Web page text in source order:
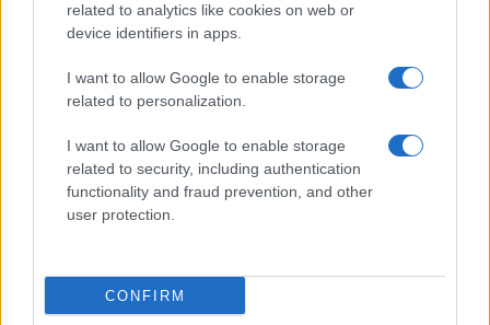
related to analytics like cookies on web or
device identifiers in apps.
I want to allow Google to enable storage
related to personalization.
I want to allow Google to enable storage
related to security, including authentication
functionality and fraud prevention, and other
user protection.
CONFIRM
Κολομβία: Σεισμός 7,4 βαθμών στις
ακτές του Ειρηνικού συγκλόνισε την
Μπογοτά
Δράση ακτιβιστών στη Σκωτία, κατά
ισραηλινή Elbit – βίντεο